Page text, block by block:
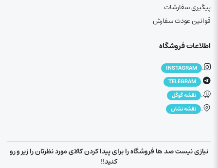
پیگیری سفارشات
قوانین عودت سفارش
اطلاعات فروشگاه
.
INSTAGRAM
.
TELEGRAM
. نقشه گوگل
. نقشه نشان
نیازی نیست صد ها فروشگاه را برای پیدا کردن کالای مورد نظرتان را زیر و رو
کنید!!